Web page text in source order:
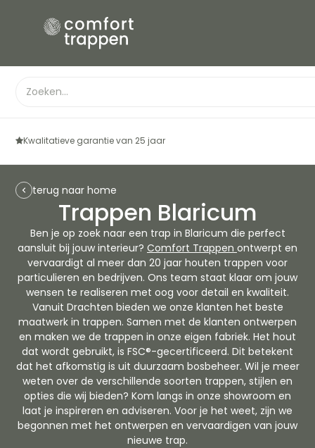
Kwalitatieve garantie van 25 jaar
terug naar home
Trappen Blaricum
Ben je op zoek naar een trap in Blaricum die perfect
aansluit bij jouw interieur? Comfort Trappen ontwerpt en
vervaardigt al meer dan 20 jaar houten trappen voor
particulieren en bedrijven. Ons team staat klaar om jouw
wensen te realiseren met oog voor detail en kwaliteit.
Vanuit Drachten bieden we onze klanten het beste
maatwerk in trappen. Samen met de klanten ontwerpen
en maken we de trappen in onze eigen fabriek. Het hout
dat wordt gebruikt, is FSC®-gecertificeerd. Dit betekent
dat het afkomstig is uit duurzaam bosbeheer. Wil je meer
weten over de verschillende soorten trappen, stijlen en
opties die wij bieden? Kom langs in onze showroom en
laat je inspireren en adviseren. Voor je het weet, zijn we
begonnen met het ontwerpen en vervaardigen van jouw
nieuwe trap.